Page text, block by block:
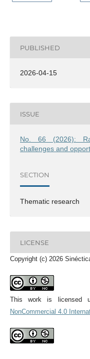
PUBLISHED
2026-04-15
ISSUE
No. 66 (2026):
challenges and
SECTION
Thematic research
LICENSE
Copyright (c) 2026
This work is licensed
NonCommercial 4.0